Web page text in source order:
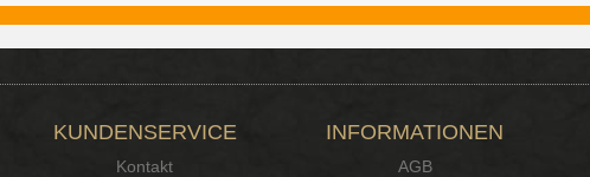
KUNDENSERVICE
Kontakt
INFORMATIONEN
AGB